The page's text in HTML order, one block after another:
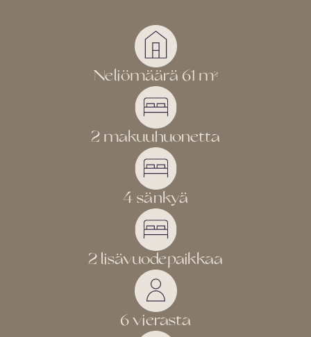
Neliömäärä 61 m2
2 makuuhuonetta
4 sänkyä
2 lisävuodepaikkaa
6 vierasta